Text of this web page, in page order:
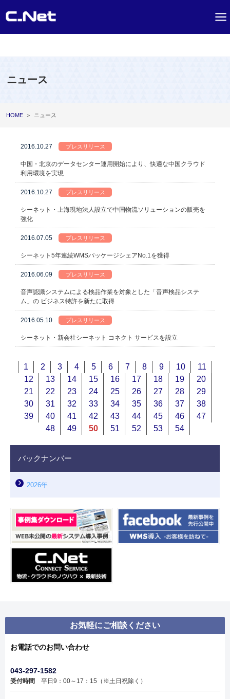
ニュース
HOME ＞ ニュース
2016.10.27 プレスリリース
中国・北京のデータセンター運用開始により、快適な中国クラウド
利用環境を実現
2016.10.27 プレスリリース
シーネット・上海現地法人設立で中国物流ソリューションの販売を
強化
2016.07.05 プレスリリース
シーネット5年連続WMSパッケージシェアNo.1を獲得
2016.06.09 プレスリリース
音声認識システムによる検品作業を対象とした「音声検品システ
ム」の ビジネス特許を新たに取得
2016.05.10 プレスリリース
シーネット・新会社シーネット コネクト サービスを設立
1 2 3 4 5 6 7 8 9 10
11
12
13 14 15 16 17 18 19
20
21
22 23 24 25 26 27 28
29
30
31 32 33 34 35 36 37
38
39
40 41 42 43 44 45 46
47
48
49 50 51 52 53 54
バックナンバー
2026年
お気軽にご相談ください
お電話でのお問い合わせ
043-297-1582
受付時間 平日9：00～17：15（※土日祝除く）